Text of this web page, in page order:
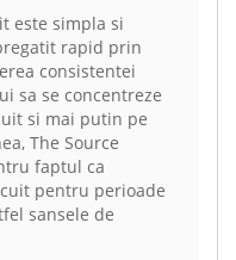
este simpla si
rapid prin
consistentei
sa se concentreze
si mai putin pe
The Source
faptul ca
pentru perioade
sansele de